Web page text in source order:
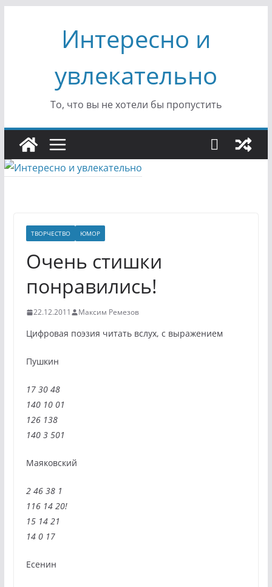
содержимомуИнтересно и
увлекательно
То, что вы не хотели бы пропустить
ТВОРЧЕСТВО ЮМОР
Очень стишки
понравились!
22.12.2011 Максим Ремезов
Цифровая поэзия читать вслух, с выражением
Пушкин
17 30 48
140 10 01
126 138
140 3 501
Маяковский
2 46 38 1
116 14 20!
15 14 21
14 0 17
Есенин